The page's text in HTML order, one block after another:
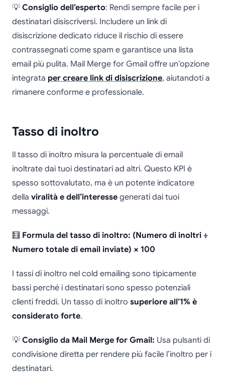
💡 Consiglio dell’esperto: Rendi sempre facile per i
destinatari disiscriversi. Includere un link di
disiscrizione dedicato riduce il rischio di essere
contrassegnati come spam e garantisce una lista
email più pulita. Mail Merge for Gmail offre un’opzione
integrata per creare link di disiscrizione, aiutandoti a
rimanere conforme e professionale.
Tasso di inoltro
Il tasso di inoltro misura la percentuale di email
inoltrate dai tuoi destinatari ad altri. Questo KPI è
spesso sottovalutato, ma è un potente indicatore
della viralità e dell’interesse generati dai tuoi
messaggi.
🧮 Formula del tasso di inoltro: (Numero di inoltri ÷
Numero totale di email inviate) × 100
I tassi di inoltro nel cold emailing sono tipicamente
bassi perché i destinatari sono spesso potenziali
clienti freddi. Un tasso di inoltro superiore all’1% è
considerato forte.
💡 Consiglio da Mail Merge for Gmail: Usa pulsanti di
condivisione diretta per rendere più facile l’inoltro per i
destinatari.